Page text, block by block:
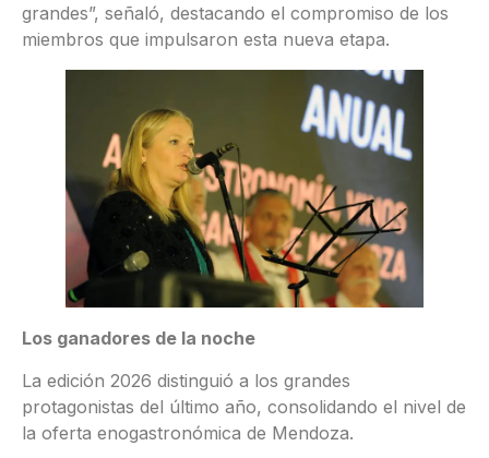
grandes”, señaló, destacando el compromiso de los
miembros que impulsaron esta nueva etapa.
Los ganadores de la noche
La edición 2026 distinguió a los grandes
protagonistas del último año, consolidando el nivel de
la oferta enogastronómica de Mendoza.